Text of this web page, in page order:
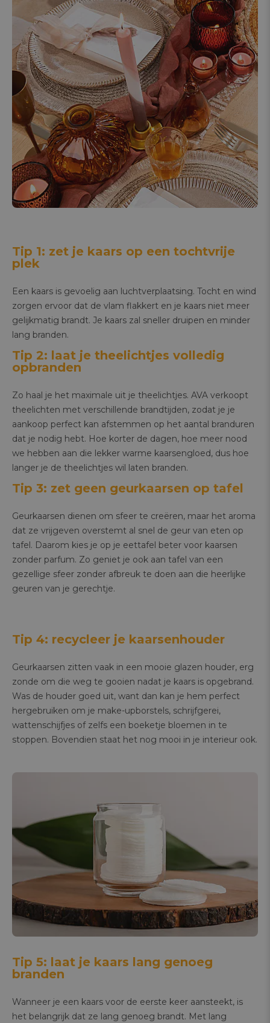
Tip 1: zet je kaars op een tochtvrije
plek
​Een kaars is gevoelig aan luchtverplaatsing. Tocht en wind
zorgen ervoor dat de vlam flakkert en je kaars niet meer
gelijkmatig brandt. Je kaars zal sneller druipen en minder
lang branden.
Tip 2: laat je theelichtjes volledig
opbranden
Zo haal je het maximale uit je theelichtjes. AVA verkoopt
theelichten met verschillende brandtijden, zodat je je
aankoop perfect kan afstemmen op het aantal branduren
dat je nodig hebt. Hoe korter de dagen, hoe meer nood
we hebben aan die lekker warme kaarsengloed, dus hoe
langer je de theelichtjes wil laten branden.
Tip 3: zet geen geurkaarsen op tafel
Geurkaarsen dienen om sfeer te creëren, maar het aroma
dat ze vrijgeven overstemt al snel de geur van eten op
tafel. Daarom kies je op je eettafel beter voor kaarsen
zonder parfum. Zo geniet je ook aan tafel van een
gezellige sfeer zonder afbreuk te doen aan die heerlijke
geuren van je gerechtje.
Tip 4: recycleer je kaarsenhouder
Geurkaarsen zitten vaak in een mooie glazen houder, erg
zonde om die weg te gooien nadat je kaars is opgebrand.
Was de houder goed uit, want dan kan je hem perfect
hergebruiken om je make-upborstels, schrijfgerei,
wattenschijfjes of zelfs een boeketje bloemen in te
stoppen. Bovendien staat het nog mooi in je interieur ook.
Tip 5: laat je kaars lang genoeg
branden
Wanneer je een kaars voor de eerste keer aansteekt, is
het belangrijk dat ze lang genoeg brandt. Met lang